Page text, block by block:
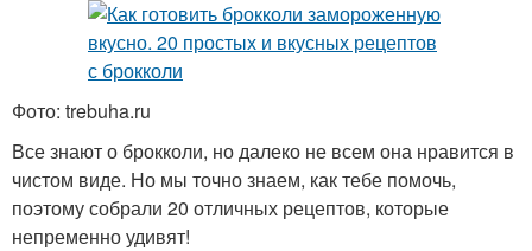
Фото: trebuha.ru
Все знают о брокколи, но далеко не всем она нравится в
чистом виде. Но мы точно знаем, как тебе помочь,
поэтому собрали 20 отличных рецептов, которые
непременно удивят!